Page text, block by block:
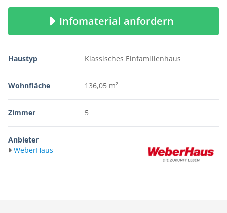
Infomaterial anfordern
Haustyp Klassisches Einfamilienhaus
Wohnfläche 136,05 m²
Zimmer 5
Anbieter
WeberHaus